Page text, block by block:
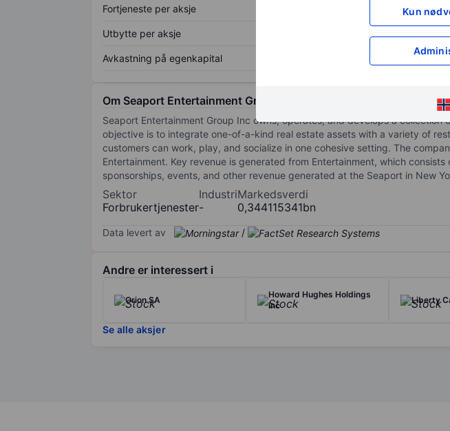
Kun
Fortjeneste per aksje
Utbytte per aksje
Avkastning på egenkapital
Om Seaport Entertainment Group Inc
Seaport Entertainment Group Inc owns, operates, and develops a
objective is to integrate one-of-a-kind real estate assets with a variety of
customers can work, play, and socialize in one cohesive setting. The
Entertainment. Key revenue is generated from Entertainment, which
sponsorships, events, and other revenue generated at the Seaport in New
Sektor
Forbrukertjenester
Industri
-
Markedsverdi
0,344115341bn
Data levert av /
Andre er interessert i
Orion SA
Howard Hughes Holdings
Inc
Liberty
Se alle aksjer